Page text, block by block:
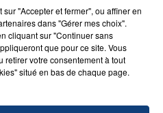
"Accepter et fermer", ou affiner en
dans "Gérer mes choix".
cliquant sur "Continuer sans
que pour ce site. Vous
retirer votre consentement à tout
situé en bas de chaque page.